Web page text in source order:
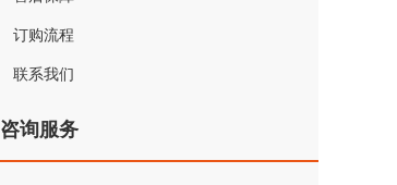
订购流程
联系我们
咨询服务